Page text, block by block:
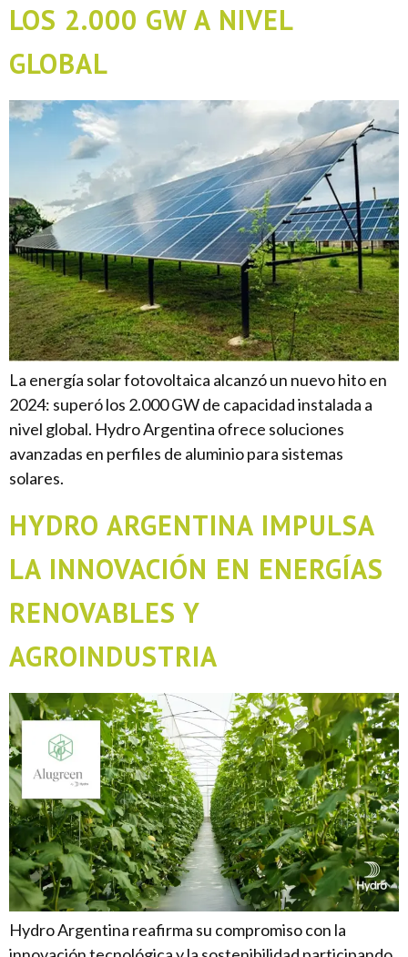
LOS 2.000 GW A NIVEL
GLOBAL
La energía solar fotovoltaica alcanzó un nuevo hito en
2024: superó los 2.000 GW de capacidad instalada a
nivel global. Hydro Argentina ofrece soluciones
avanzadas en perfiles de aluminio para sistemas
solares.
HYDRO ARGENTINA IMPULSA
LA INNOVACIÓN EN ENERGÍAS
RENOVABLES Y
AGROINDUSTRIA
Hydro Argentina reafirma su compromiso con la